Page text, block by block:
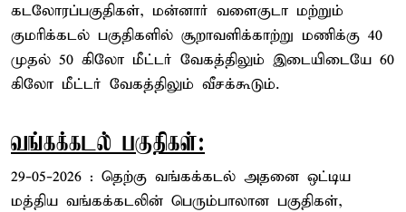
கடலோரப்பகுதிகள், மன்னார் வளைகுடா மற்றும்
குமரிக்கடல் பகுதிகளில் சூறாவளிக்காற்று மணிக்கு 40
முதல் 50 கிலோ மீட்டர் வேகத்திலும் இடையிடையே 60
கிலோ மீட்டர் வேகத்திலும் வீசக்கூடும்.
வங்கக்கடல் பகுதிகள்:
29-05-2026 : தெற்கு வங்கக்கடல் அதனை ஒட்டிய
மத்திய வங்கக்கடலின் பெரும்பாலான பகுதிகள்,